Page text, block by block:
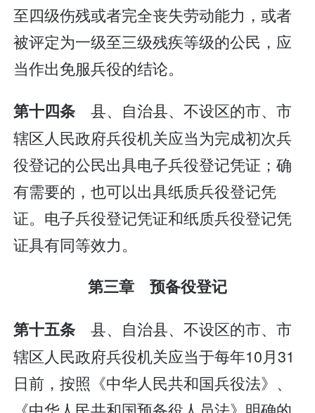
至四级伤残或者完全丧失劳动能力，或者
被评定为一级至三级残疾等级的公民，应
当作出免服兵役的结论。
第十四条县、自治县、不设区的市、市
辖区人民政府兵役机关应当为完成初次兵
役登记的公民出具电子兵役登记凭证；确
有需要的，也可以出具纸质兵役登记凭
证。电子兵役登记凭证和纸质兵役登记凭
证具有同等效力。
第三章 预备役登记
第十五条县、自治县、不设区的市、市
辖区人民政府兵役机关应当于每年10月31
日前，按照《中华人民共和国兵役法》、